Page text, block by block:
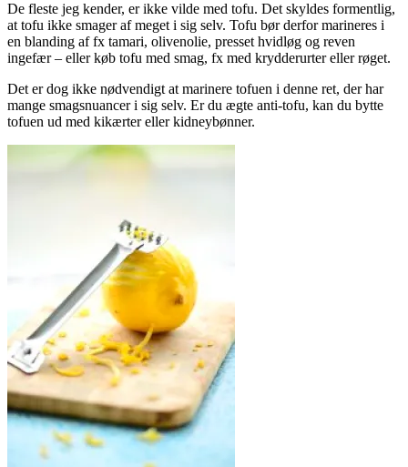
De fleste jeg kender, er ikke vilde med tofu. Det skyldes formentlig,
at tofu ikke smager af meget i sig selv. Tofu bør derfor marineres i
en blanding af fx tamari, olivenolie, presset hvidløg og reven
ingefær – eller køb tofu med smag, fx med krydderurter eller røget.
Det er dog ikke nødvendigt at marinere tofuen i denne ret, der har
mange smagsnuancer i sig selv. Er du ægte anti-tofu, kan du bytte
tofuen ud med kikærter eller kidneybønner.